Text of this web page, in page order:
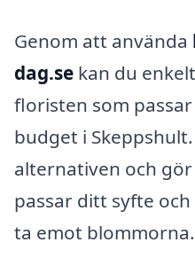
Genom att använda
dag.se kan du
floristen som
budget i
alternativen och
passar ditt syfte
ta emot